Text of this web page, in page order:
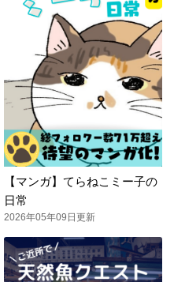
【マンガ】てらねこミー子の
日常
2026年05年09日更新